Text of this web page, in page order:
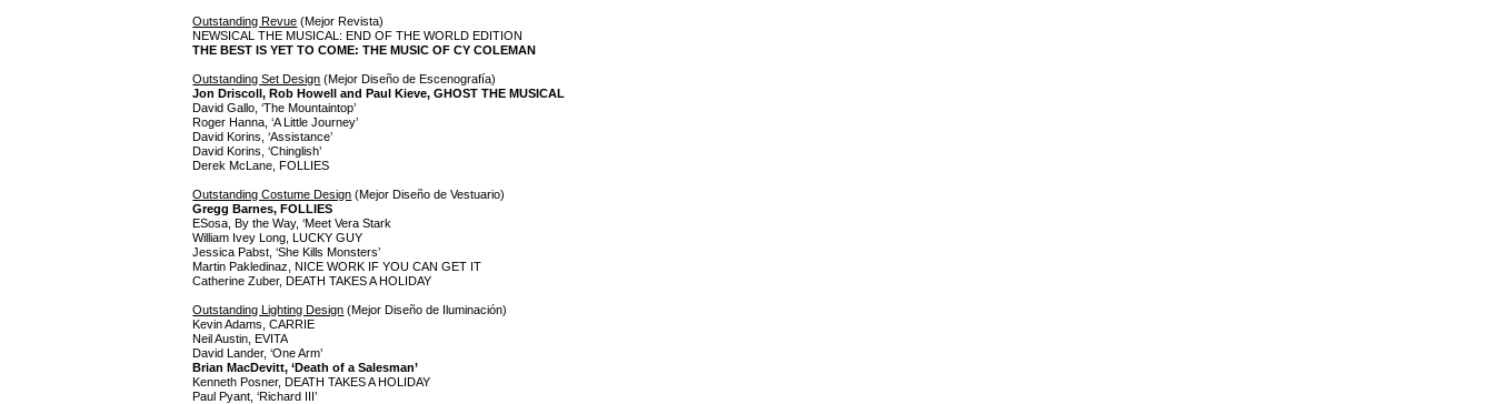
Outstanding Revue (Mejor Revista)
NEWSICAL THE MUSICAL: END OF THE WORLD EDITION
THE BEST IS YET TO COME: THE MUSIC OF CY COLEMAN
Outstanding Set Design (Mejor Diseño de Escenografía)
Jon Driscoll, Rob Howell and Paul Kieve, GHOST THE MUSICAL
David Gallo, ‘The Mountaintop’
Roger Hanna, ‘A Little Journey’
David Korins, ‘Assistance’
David Korins, ‘Chinglish’
Derek McLane, FOLLIES
Outstanding Costume Design (Mejor Diseño de Vestuario)
Gregg Barnes, FOLLIES
ESosa, By the Way, ‘Meet Vera Stark
William Ivey Long, LUCKY GUY
Jessica Pabst, ‘She Kills Monsters’
Martin Pakledinaz, NICE WORK IF YOU CAN GET IT
Catherine Zuber, DEATH TAKES A HOLIDAY
Outstanding Lighting Design (Mejor Diseño de Iluminación)
Kevin Adams, CARRIE
Neil Austin, EVITA
David Lander, ‘One Arm’
Brian MacDevitt, ‘Death of a Salesman’
Kenneth Posner, DEATH TAKES A HOLIDAY
Paul Pyant, ‘Richard III’